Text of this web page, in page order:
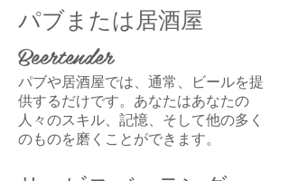
パブまたは居酒屋
Beertender
パブや居酒屋では、通常、ビールを提
供するだけです。あなたはあなたの
人々のスキル、記憶、そして他の多く
のものを磨くことができます。